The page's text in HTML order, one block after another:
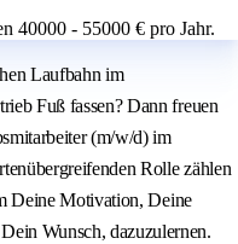
40000 - 55000 € pro Jahr.
Laufbahn im
Fuß fassen? Dann freuen
(m/w/d) im
Rolle zählen
Deine Motivation, Deine
Wunsch, dazuzulernen.